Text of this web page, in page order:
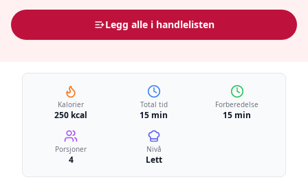
Legg alle i handlelisten
Kalorier
250 kcal
Total tid
15 min
Forberedelse
15 min
Porsjoner
4
Nivå
Lett